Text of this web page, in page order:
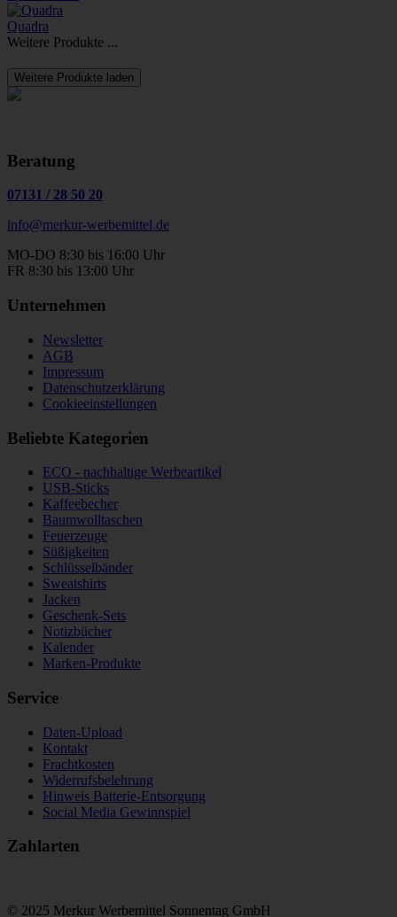
Quadra
Weitere Produkte ...
Weitere Produkte laden
Beratung
07131 / 28 50 20
info@merkur-werbemittel.de
MO-DO 8:30 bis 16:00 Uhr
FR 8:30 bis 13:00 Uhr
Unternehmen
Newsletter
AGB
Impressum
Datenschutzerklärung
Cookieeinstellungen
Beliebte Kategorien
ECO - nachhaltige Werbeartikel
USB-Sticks
Kaffeebecher
Baumwolltaschen
Feuerzeuge
Süßigkeiten
Schlüsselbänder
Sweatshirts
Jacken
Geschenk-Sets
Notizbücher
Kalender
Marken-Produkte
Service
Daten-Upload
Kontakt
Frachtkosten
Widerrufsbelehrung
Hinweis Batterie-Entsorgung
Social Media Gewinnspiel
Zahlarten
© 2025 Merkur Werbemittel Sonnentag GmbH